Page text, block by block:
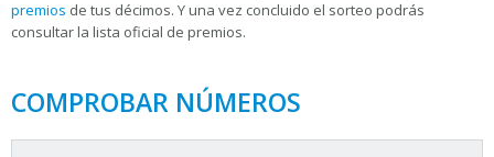
premios de tus décimos. Y una vez concluido el sorteo podrás
consultar la lista oficial de premios.
COMPROBAR NÚMEROS